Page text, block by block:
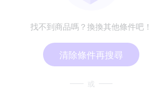
找不到商品嗎？換換其他條件吧！
清除條件再搜尋
或